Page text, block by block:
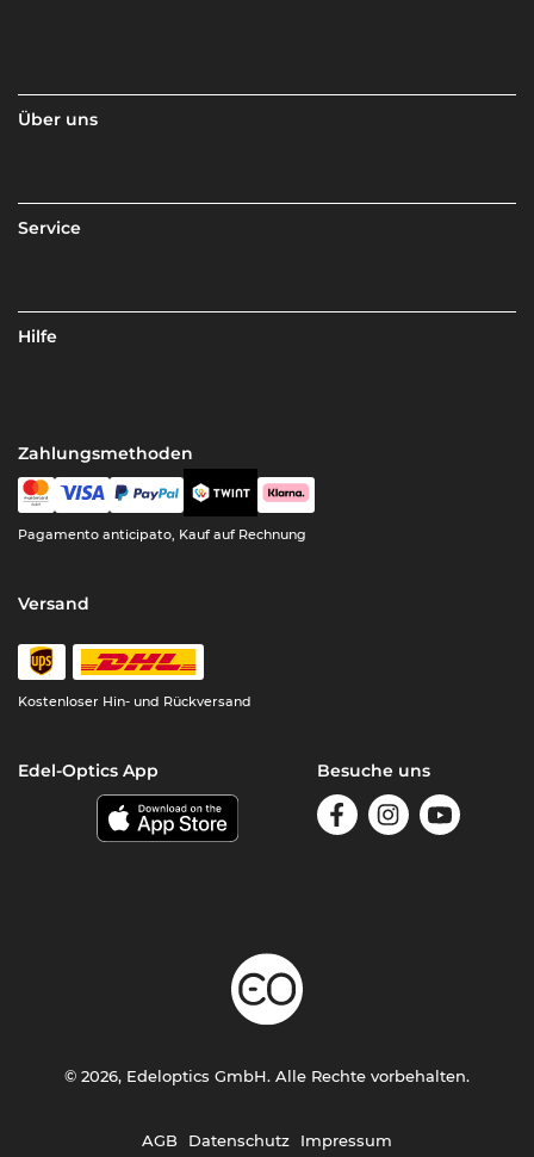
Über uns
Service
Hilfe
Zahlungsmethoden
Pagamento anticipato, Kauf auf Rechnung
Versand
Kostenloser Hin- und Rückversand
Edel-Optics App Besuche uns
AGB Datenschutz Impressum
© 2026, Edeloptics GmbH. Alle Rechte vorbehalten.